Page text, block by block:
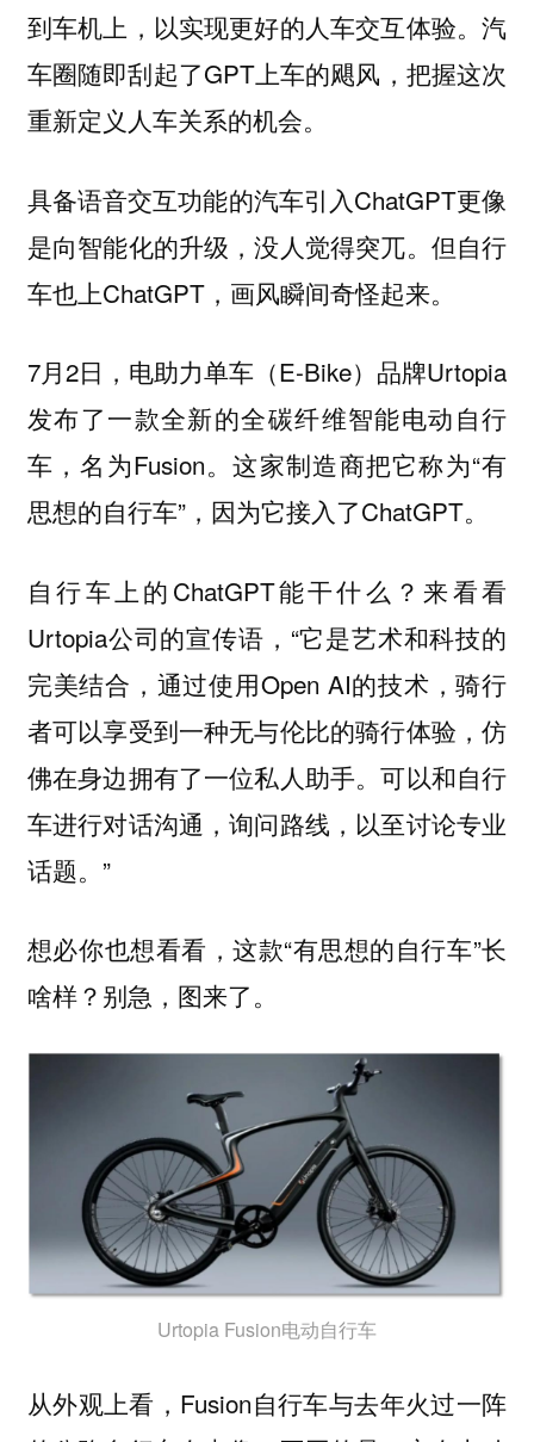
到车机上，以实现更好的人车交互体验。汽
车圈随即刮起了GPT上车的飓风，把握这次
重新定义人车关系的机会。
具备语音交互功能的汽车引入ChatGPT更像
是向智能化的升级，没人觉得突兀。但自行
车也上ChatGPT，画风瞬间奇怪起来。
7月2日，电助力单车（E-Bike）品牌Urtopia
发布了一款全新的全碳纤维智能电动自行
车，名为Fusion。这家制造商把它称为“有
思想的自行车”，因为它接入了ChatGPT。
自行车上的ChatGPT能干什么？来看看
Urtopia公司的宣传语，“它是艺术和科技的
完美结合，通过使用Open AI的技术，骑行
者可以享受到一种无与伦比的骑行体验，仿
佛在身边拥有了一位私人助手。可以和自行
车进行对话沟通，询问路线，以至讨论专业
话题。”
想必你也想看看，这款“有思想的自行车”长
啥样？别急，图来了。
Urtopia Fusion电动自行车
从外观上看，Fusion自行车与去年火过一阵